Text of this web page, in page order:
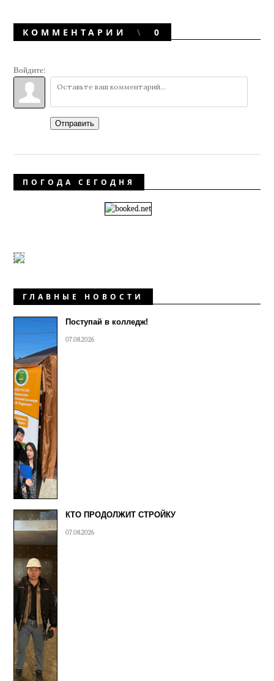
КОММЕНТАРИИ 0
Войдите:
Отправить
ПОГОДА СЕГОДНЯ
ГЛАВНЫЕ НОВОСТИ
Поступай в колледж!
07.08.2026
КТО ПРОДОЛЖИТ СТРОЙКУ
07.08.2026